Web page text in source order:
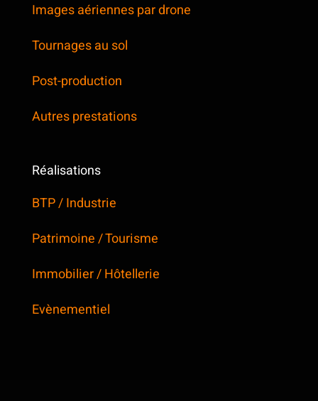
Images aériennes par drone
Tournages au sol
Post-production
Autres prestations
Réalisations
BTP / Industrie
Patrimoine / Tourisme
Immobilier / Hôtellerie
Evènementiel